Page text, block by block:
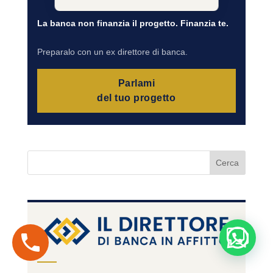
La banca non finanzia il progetto. Finanzia te.
Preparalo con un ex direttore di banca.
Parlami
del tuo progetto